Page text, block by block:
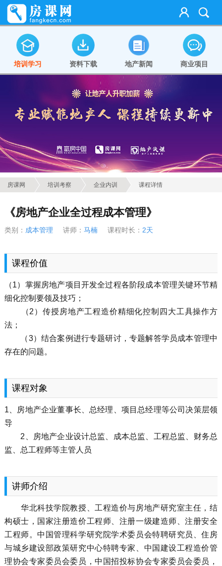
培训学习 资料下载 地产新闻 商业项目
房课网 培训考察 企业内训 课程详情
《房地产企业全过程成本管理》
类别： 成本管理 讲师： 马楠课程时长： 2天
课程价值
（1）掌握房地产项目开发全过程各阶段成本管理关键环节精
细化控制要领及技巧；
（2）传授房地产工程造价精细化控制四大工具操作方
法；
（3）结合案例进行专题研讨，专题解答学员成本管理中
存在的问题。
课程对象
1、房地产企业董事长、总经理、项目总经理等公司决策层领
导
2、房地产企业设计总监、成本总监、工程总监、财务总
监、总工程师等主管人员
讲师介绍
华北科技学院教授、工程造价与房地产研究室主任，结
构硕士，国家注册造价工程师、注册一级建造师、注册安全
工程师。中国管理科学研究院学术委员会特聘研究员、住房
与城乡建设部政策研究中心特聘专家、中国建设工程造价管
理协会专家委员会委员，中国招投标协会专家委员会委员，